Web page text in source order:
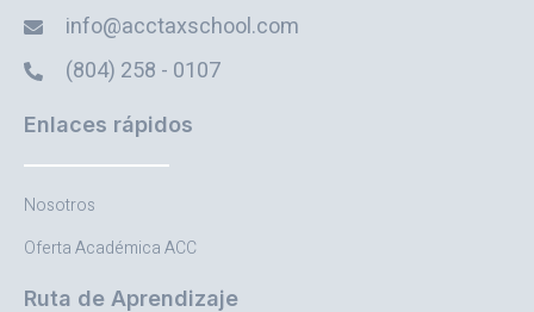
info@acctaxschool.com
(804) 258 - 0107
Enlaces rápidos
Nosotros
Oferta Académica ACC
Ruta de Aprendizaje